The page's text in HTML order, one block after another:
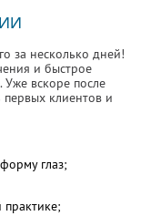
за несколько дней!
и быстрое
вскоре после
клиентов и
глаз;